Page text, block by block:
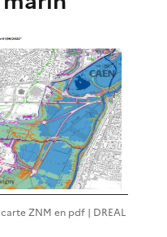
ZNM en pdf | DREAL